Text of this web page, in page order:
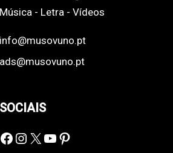
Música - Letra - Vídeos
info@musovuno.pt
ads@musovuno.pt
SOCIAIS
Facebook
Instagram
X YouTube
Pinterest